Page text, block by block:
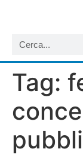
Tag: